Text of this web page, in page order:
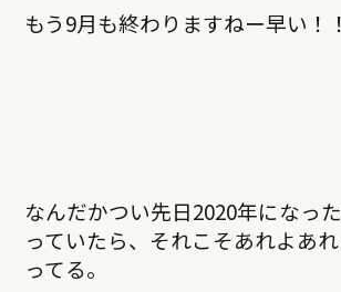
もう9月も終わりますねー早い！！
なんだかつい先日2020年になっ
っていたら、それこそあれよあ
ってる。